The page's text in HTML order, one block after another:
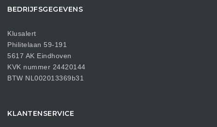
BEDRIJFSGEGEVENS
Klusalert
Philitelaan 59-191
5617 AK Eindhoven
KVK nummer 24420144
BTW NL002013369b31
KLANTENSERVICE